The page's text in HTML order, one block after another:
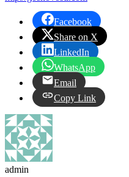
Facebook
Share on X
LinkedIn
WhatsApp
Email
Copy Link
admin